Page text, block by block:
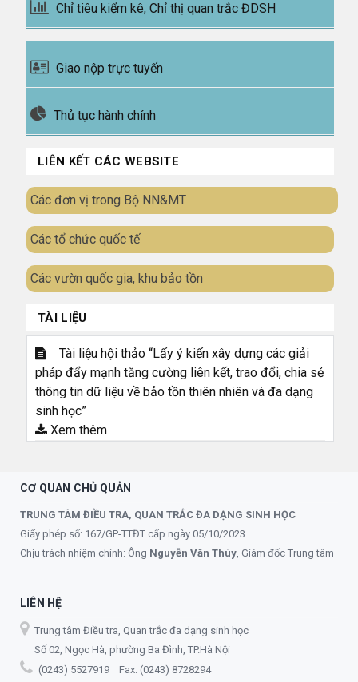
Chỉ tiêu kiểm kê, Chỉ thị quan trắc ĐDSH
Giao nộp trực tuyến
Thủ tục hành chính
LIÊN KẾT CÁC WEBSITE
Các đơn vị trong Bộ NN&MT
Các tổ chức quốc tế
Các vườn quốc gia, khu bảo tồn
TÀI LIỆU
Tài liệu hội thảo “Lấy ý kiến xây dựng các giải
pháp đẩy mạnh tăng cường liên kết, trao đổi, chia sẻ
thông tin dữ liệu về bảo tồn thiên nhiên và đa dạng
sinh học”
Xem thêm
CƠ QUAN CHỦ QUẢN
TRUNG TÂM ĐIỀU TRA, QUAN TRẮC ĐA DẠNG SINH HỌC
Giấy phép số: 167/GP-TTĐT cấp ngày 05/10/2023
Chịu trách nhiệm chính: Ông Nguyễn Văn Thùy, Giám đốc Trung tâm
LIÊN HỆ
Trung tâm Điều tra, Quan trắc đa dạng sinh học
Số 02, Ngọc Hà, phường Ba Đình, TP.Hà Nội
(0243) 5527919 Fax: (0243) 8728294